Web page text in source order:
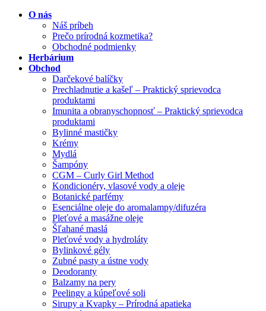
O nás
Náš príbeh
Prečo prírodná kozmetika?
Obchodné podmienky
Herbárium
Obchod
Darčekové balíčky
Prechladnutie a kašeľ – Praktický sprievodca
produktami
Imunita a obranyschopnosť – Praktický sprievodca
produktami
Bylinné mastičky
Krémy
Mydlá
Šampóny
CGM – Curly Girl Method
Kondicionéry, vlasové vody a oleje
Botanické parfémy
Esenciálne oleje do aromalampy/difuzéra
Pleťové a masážne oleje
Šľahané maslá
Pleťové vody a hydroláty
Bylinkové gély
Zubné pasty a ústne vody
Deodoranty
Balzamy na pery
Peelingy a kúpeľové soli
Sirupy a Kvapky – Prírodná apatieka